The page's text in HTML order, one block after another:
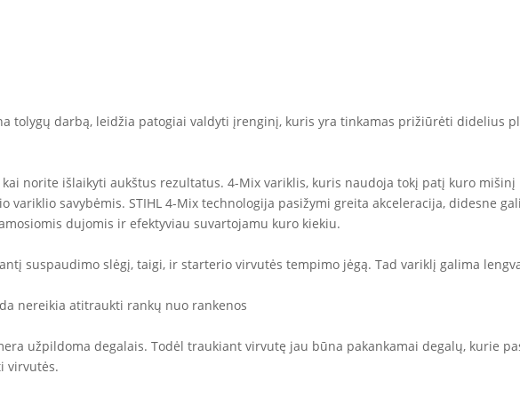
tolygų darbą, leidžia patogiai valdyti įrenginį, kuris yra tinkamas prižiūrėti didelius
kai norite išlaikyti aukštus rezultatus. 4-Mix variklis, kuris naudoja tokį patį kuro
variklio savybėmis. STIHL 4-Mix technologija pasižymi greita akceleracija, didesne
dujomis ir efektyviau suvartojamu kuro kiekiu.
suspaudimo slėgį, taigi, ir starterio virvutės tempimo jėgą. Tad variklį galima
nereikia atitraukti rankų nuo rankenos
užpildoma degalais. Todėl traukiant virvutę jau būna pakankamai degalų, kurie
virvutės.